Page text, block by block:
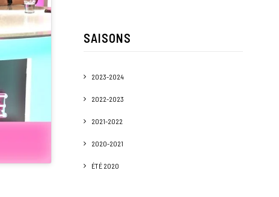
SAISONS
2023-2024
2022-2023
2021-2022
2020-2021
ÉTÉ 2020